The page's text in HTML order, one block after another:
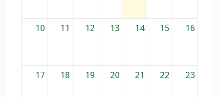
10 11 12 13 14 15 16
17 18 19 20 21 22 23